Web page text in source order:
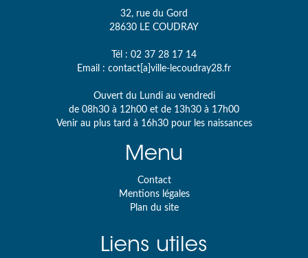
32, rue du Gord
28630 LE COUDRAY
Tél : 02 37 28 17 14
Email : contact[a]ville-lecoudray28.fr
Ouvert du Lundi au vendredi
de 08h30 à 12h00 et de 13h30 à 17h00
Venir au plus tard à 16h30 pour les naissances
Menu
Contact
Mentions légales
Plan du site
Liens utiles